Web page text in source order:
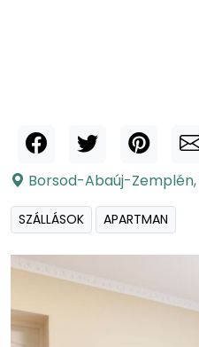
Borsod-Abaúj-Zemplén,
SZÁLLÁSOK APARTMAN